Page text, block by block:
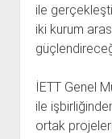
ile
iki kurum
İETT Genel
ile
ortak